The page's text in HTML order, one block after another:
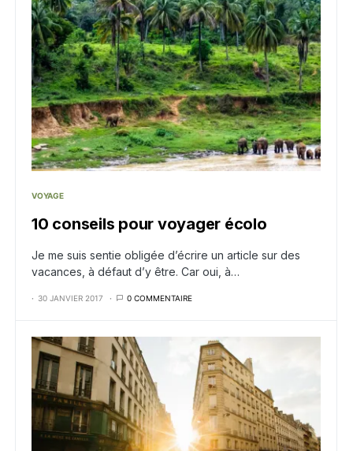
VOYAGE
10 conseils pour voyager écolo
Je me suis sentie obligée d’écrire un article sur des
vacances, à défaut d’y être. Car oui, à…
30 JANVIER 2017 0 COMMENTAIRE